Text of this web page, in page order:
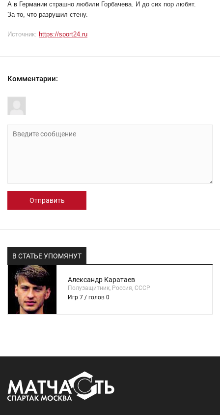
А в Германии страшно любили Горбачева. И до сих пор любят.
За то, что разрушил стену.
Источник: https://sport24.ru
Комментарии:
Отправить
В СТАТЬЕ УПОМЯНУТ
Александр Каратаев
Полузащитник, Россия, СССР
Игр 7 / голов 0